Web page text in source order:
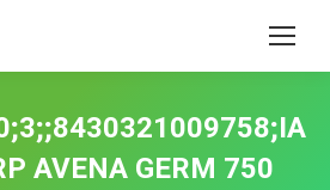
AVENA GERM 750